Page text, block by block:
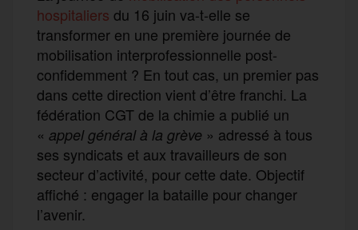
hospitaliers du 16 juin va-t-elle se
transformer en une première journée de
mobilisation interprofessionnelle post-
confidemment ? En tout cas, un premier pas
dans cette direction vient d’être franchi. La
fédération CGT de la chimie a publié un
« appel général à la grève » adressé à tous
ses syndicats et aux travailleurs de son
secteur d’activité, pour cette date. Objectif
affiché : engager la bataille pour changer
l’avenir.